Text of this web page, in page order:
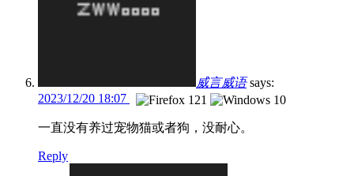
威言威语 says:
2023/12/20 18:07
一直没有养过宠物猫或者狗，没耐心。
Reply